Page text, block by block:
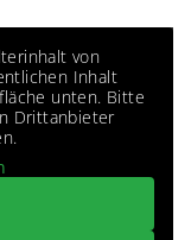
von
Inhalt
unten. Bitte
Drittanbieter